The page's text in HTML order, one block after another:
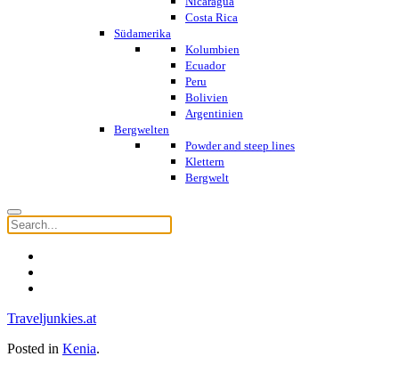
Costa Rica
Südamerika
Kolumbien
Ecuador
Peru
Bolivien
Argentinien
Bergwelten
Powder and steep lines
Klettern
Bergwelt
Traveljunkies.at
Posted in Kenia.